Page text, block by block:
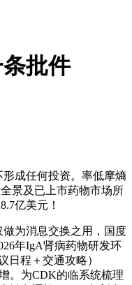
批件
成任何投资。率低摩熵
景及已上市药物市场所
亿美元！
为消息交换之用，国度
年IgA肾病药物研发环
日程＋交通攻略）
。为CDK的临系统梳理